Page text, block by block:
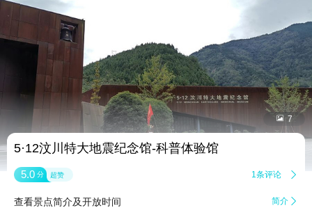
 7
5·12汶川特大地震纪念馆-科普体验馆
5.0 分 超赞 1条评论 
查看景点简介及开放时间 简介 
